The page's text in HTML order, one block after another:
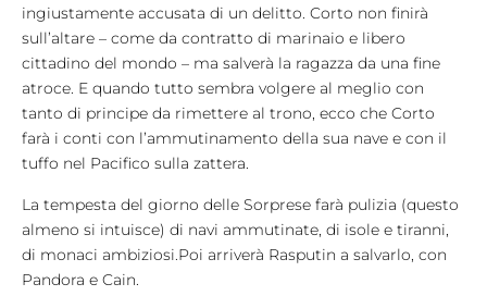
ingiustamente accusata di un delitto. Corto non finirà
sull’altare – come da contratto di marinaio e libero
cittadino del mondo – ma salverà la ragazza da una fine
atroce. E quando tutto sembra volgere al meglio con
tanto di principe da rimettere al trono, ecco che Corto
farà i conti con l’ammutinamento della sua nave e con il
tuffo nel Pacifico sulla zattera.
La tempesta del giorno delle Sorprese farà pulizia (questo
almeno si intuisce) di navi ammutinate, di isole e tiranni,
di monaci ambiziosi.Poi arriverà Rasputin a salvarlo, con
Pandora e Cain.